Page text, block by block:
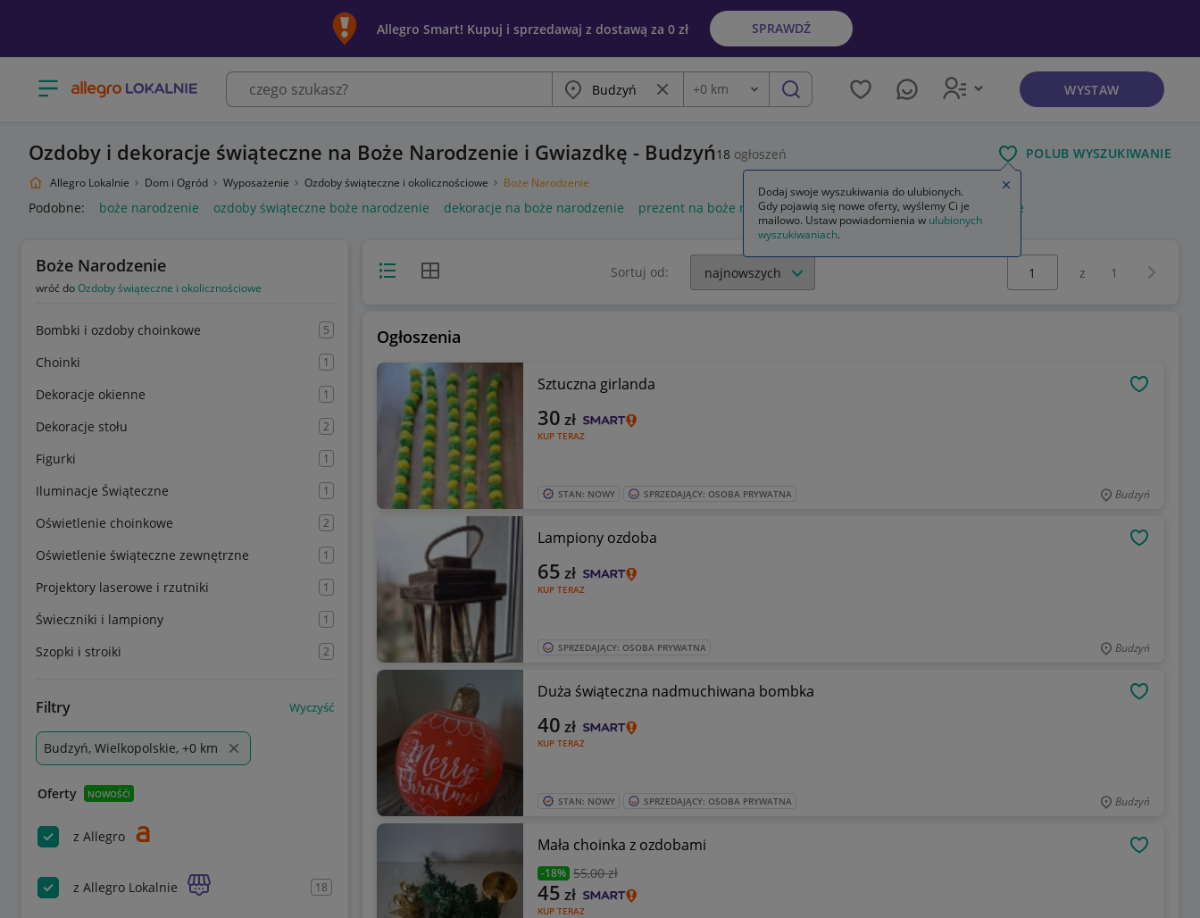
Allegro Smart! Kupuj i sprzedawaj z dostawą za 0 zł SPRAWDŹ
Otwórz menu z kategoriami Miasto Wyczyść frazę
Odległość
+0 km szukaj WYSTAW
Ozdoby i dekoracje świąteczne na Boże Narodzenie i Gwiazdkę - Budzyń18 ogłoszeń POLUB WYSZUKIWANIE
Allegro Lokalnie Dom i Ogród Wyposażenie Ozdoby świąteczne i okolicznościowe Boże Narodzenie
Podobne: boże narodzenie ozdoby świąteczne boże narodzenie dekoracje na boże narodzenie prezent na boże narodzenie stroiki na stół na boże narodzenie
Boże Narodzenie
wróć doOzdoby świąteczne i okolicznościowe
Bombki i ozdoby choinkowe 5
Choinki 1
Dekoracje okienne 1
Dekoracje stołu 2
Figurki 1
Iluminacje Świąteczne 1
Oświetlenie choinkowe 2
Oświetlenie świąteczne zewnętrzne 1
Projektory laserowe i rzutniki 1
Świeczniki i lampiony 1
Szopki i stroiki 2
Filtry Wyczyść
Budzyń, Wielkopolskie, +0 km
Oferty NOWOŚĆ!
z Allegro
z Allegro Lokalnie 18
Widok listyWidok siatki Sortuj od:
Wybierz stronę:
z 1
Ogłoszenia
Sztuczna girlanda
KUP TERAZ
30 zł
STAN: NOWY SPRZEDAJĄCY: OSOBA PRYWATNA Budzyń
Lampiony ozdoba
KUP TERAZ
65 zł
SPRZEDAJĄCY: OSOBA PRYWATNA Budzyń
Duża świąteczna nadmuchiwana bombka
KUP TERAZ
40 zł
STAN: NOWY SPRZEDAJĄCY: OSOBA PRYWATNA Budzyń
Mała choinka z ozdobami
-18% 55,00 zł
KUP TERAZ
45 zł
Dodaj swoje wyszukiwania do ulubionych.
Gdy pojawią się nowe oferty, wyślemy Ci je
mailowo. Ustaw powiadomienia w ulubionych
wyszukiwaniach.
Zamknij wskazówkę